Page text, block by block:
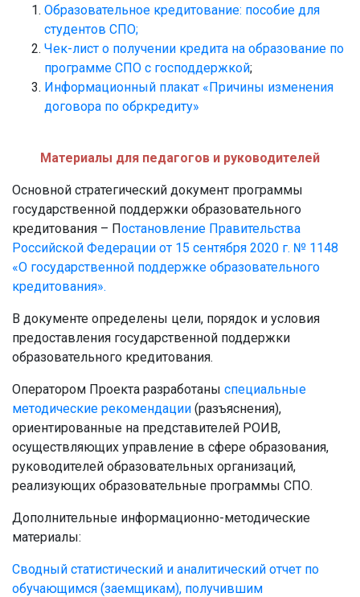
Образовательное кредитование: пособие для
студентов СПО;
Чек-лист о получении кредита на образование по
программе СПО с господдержкой;
Информационный плакат «Причины изменения
договора по обркредиту»
Материалы для педагогов и руководителей
Основной стратегический документ программы
государственной поддержки образовательного
кредитования – Постановление Правительства
Российской Федерации от 15 сентября 2020 г. № 1148
«О государственной поддержке образовательного
кредитования».
В документе определены цели, порядок и условия
предоставления государственной поддержки
образовательного кредитования.
Оператором Проекта разработаны специальные
методические рекомендации (разъяснения),
ориентированные на представителей РОИВ,
осуществляющих управление в сфере образования,
руководителей образовательных организаций,
реализующих образовательные программы СПО.
Дополнительные информационно-методические
материалы:
Сводный статистический и аналитический отчет по
обучающимся (заемщикам), получившим